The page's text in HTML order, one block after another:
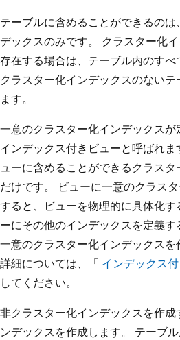
テーブルに含めることができるの
デックスのみです。 クラスター化
存在する場合は、テーブル内のすべ
クラスター化インデックスのない
ます。
一意のクラスター化インデックスが
インデックス付きビューと呼ばれ
ューに含めることができるクラス
だけです。 ビューに一意のクラス
すると、ビューを物理的に具体化
ーにその他のインデックスを定義
一意のクラスター化インデックスを
詳細については、「 インデックス
してください。
非クラスター化インデックスを作
ンデックスを作成します。 テーブ